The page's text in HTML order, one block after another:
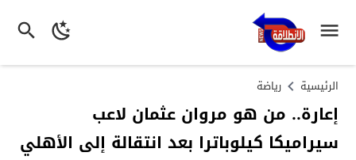
الرئيسية رياضة
إعارة.. من هو مروان عثمان لاعب
سيراميكا كيلوباترا بعد انتقالة إلى الأهلي